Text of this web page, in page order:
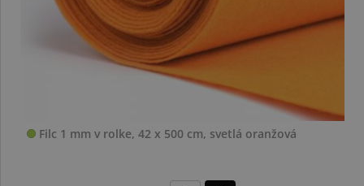
Filc 1 mm v rolke, 42 x 500 cm, svetlá oranžová